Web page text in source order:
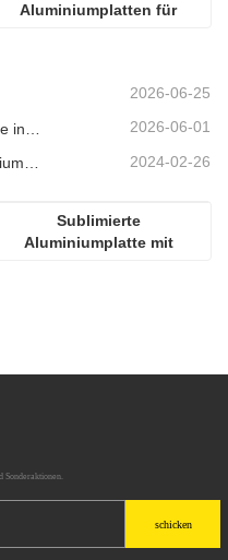
Aluminiumplatten für
2026-06-25
2026-06-01
2024-02-26
Sublimierte
Aluminiumplatte mit
Sonderaktionen.
schicken